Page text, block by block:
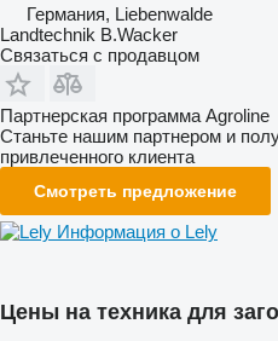
Германия, Liebenwalde
Landtechnik B.Wacker
Связаться с продавцом
Партнерская программа Agroline
Станьте нашим партнером и
привлеченного клиента
Смотреть предложение
Информация о Lely
Цены на техника для